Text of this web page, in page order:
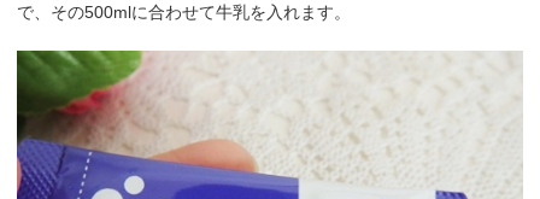
で、その500mlに合わせて牛乳を入れます。